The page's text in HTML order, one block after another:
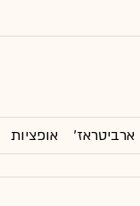
ארביטראז' אופציות